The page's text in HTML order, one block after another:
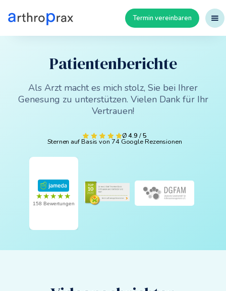
Termin vereinbaren
Patientenberichte
Als Arzt macht es mich stolz, Sie bei Ihrer
Genesung zu unterstützen. Vielen Dank für Ihr
Vertrauen!
Ø4.9 /5
Sternen auf Basis von 74 Google Rezensionen
★★★★★
158 Bewertungen